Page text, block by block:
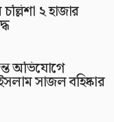
২ হাজার
অভিযোগে
সাজল বহিষ্কার